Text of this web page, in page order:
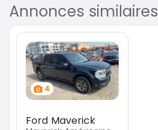
Annonces similaires
4
Ford Maverick